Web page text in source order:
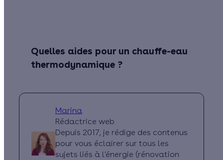
Quelles aides pour un chauffe-eau
thermodynamique ?
Marina
Rédactrice web
Depuis 2017, je rédige des contenus
pour vous éclairer sur tous les
sujets liés à l'énergie (rénovation